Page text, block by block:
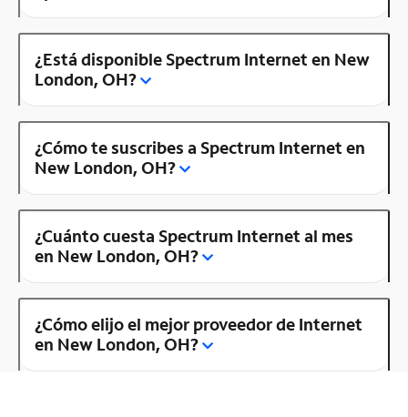
¿Está disponible Spectrum Internet en New
London, OH?
¿Cómo te suscribes a Spectrum Internet en
New London, OH?
¿Cuánto cuesta Spectrum Internet al mes
en New London, OH?
¿Cómo elijo el mejor proveedor de Internet
en New London, OH?